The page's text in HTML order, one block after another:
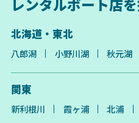
レンタルボート店
北海道・東北
八郎潟 小野川湖 秋元湖
関東
新利根川 霞ヶ浦 北浦